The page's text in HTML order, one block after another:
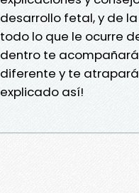
desarrollo fetal, y de
todo lo que le ocurre
dentro te
diferente y te atrapará
explicado así!